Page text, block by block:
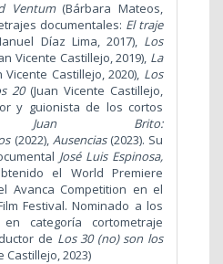
Ventum(Bárbara Mateos,
documentales: El traje
Díaz Lima, 2017), Los
Vicente Castillejo, 2019), La
Vicente Castillejo, 2020), Los
20 (Juan Vicente Castillejo,
y guionista de los cortos
Juan Brito:
(2022), Ausencias (2023). Su
José Luis Espinosa,
el World Premiere
Avanca Competition en el
Festival. Nominado a los
categoría cortometraje
de Los 30 (no) son los
Castillejo, 2023)